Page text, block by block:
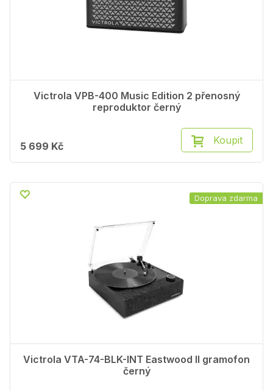
Victrola VPB-400 Music Edition 2 přenosný
reproduktor černý
5 699 Kč Koupit
Victrola VTA-74-BLK-INT Eastwood II gramofon
černý
Doprava zdarma